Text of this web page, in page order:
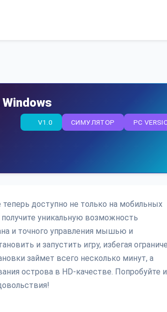
PC
СИМУЛЯТОР
V1.0
доступно не только на мобильных
уникальную возможность
и точного управления мышью и
и запустить игру, избегая
займет всего несколько минут, а
острова в HD-качестве. Попробуйте и